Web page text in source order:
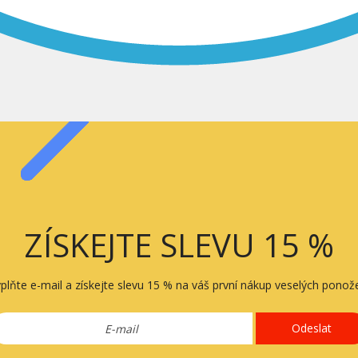
ZÍSKEJTE SLEVU 15 %
e-mail a získejte slevu 15 % na váš první nákup veselých
Odeslat